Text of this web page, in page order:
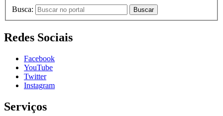
Busca: Buscar
Redes Sociais
Facebook
YouTube
Twitter
Instagram
Serviços